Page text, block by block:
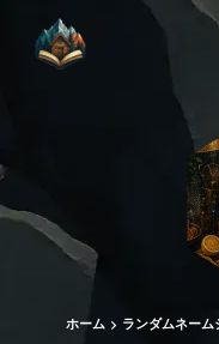
ホーム ランダムネー